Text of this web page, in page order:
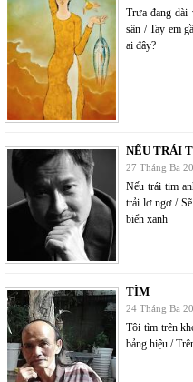
Trưa đang dài
sân / Tay em
ai đây?
NẾU TRÁI
27 Tháng Ba
Nếu trái tim
trải lơ ngơ /
biển xanh
TÌM
24 Tháng Ba
Tôi tìm trên
bảng hiệu /